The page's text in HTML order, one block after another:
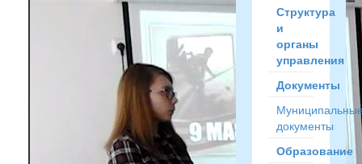
Структура
и
органы
управления
Документы
документы
Образование